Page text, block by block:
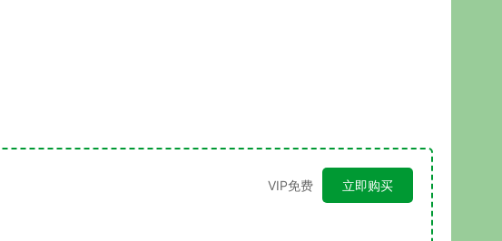
VIP免费 立即购买